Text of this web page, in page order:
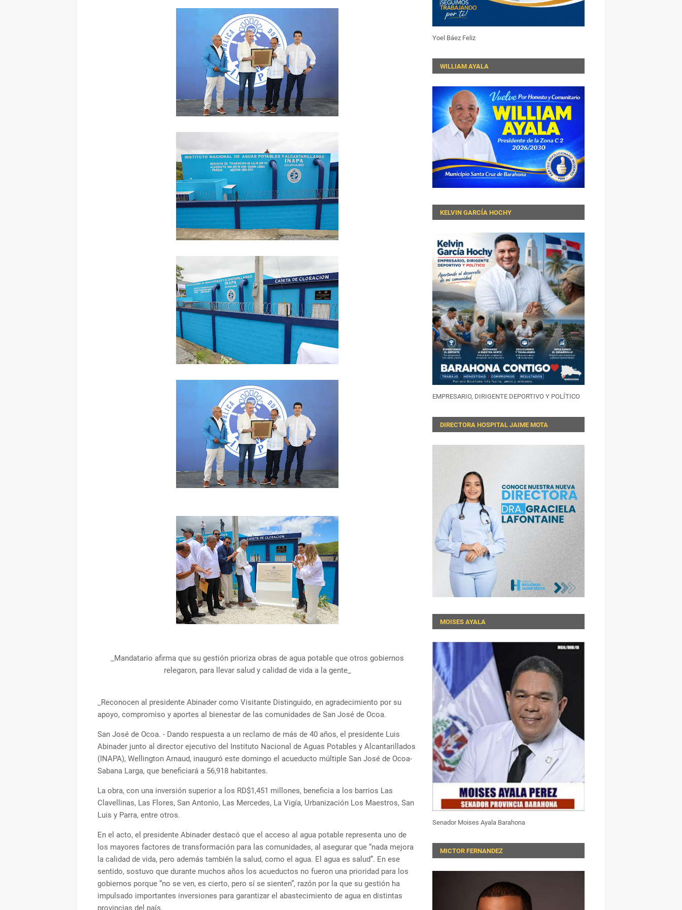
_Mandatario afirma que su gestión prioriza obras de agua potable que otros gobiernos
relegaron, para llevar salud y calidad de vida a la gente_
_Reconocen al presidente Abinader como Visitante Distinguido, en agradecimiento por su
apoyo, compromiso y aportes al bienestar de las comunidades de San José de Ocoa.
San José de Ocoa. - Dando respuesta a un reclamo de más de 40 años, el presidente Luis
Abinader junto al director ejecutivo del Instituto Nacional de Aguas Potables y Alcantarillados
(INAPA), Wellington Arnaud, inauguró este domingo el acueducto múltiple San José de Ocoa-
Sabana Larga, que beneficiará a 56,918 habitantes.
La obra, con una inversión superior a los RD$1,451 millones, beneficia a los barrios Las
Clavellinas, Las Flores, San Antonio, Las Mercedes, La Vigía, Urbanización Los Maestros, San
Luis y Parra, entre otros.
En el acto, el presidente Abinader destacó que el acceso al agua potable representa uno de
los mayores factores de transformación para las comunidades, al asegurar que “nada mejora
la calidad de vida, pero además también la salud, como el agua. El agua es salud”. En ese
sentido, sostuvo que durante muchos años los acueductos no fueron una prioridad para los
gobiernos porque “no se ven, es cierto, pero sí se sienten”, razón por la que su gestión ha
impulsado importantes inversiones para garantizar el abastecimiento de agua en distintas
provincias del país.
Yoel Báez Feliz
WILLIAM AYALA
KELVIN GARCÍA HOCHY
EMPRESARIO, DIRIGENTE DEPORTIVO Y POLÍTICO
DIRECTORA HOSPITAL JAIME MOTA
MOISES AYALA
Senador Moises Ayala Barahona
MICTOR FERNANDEZ